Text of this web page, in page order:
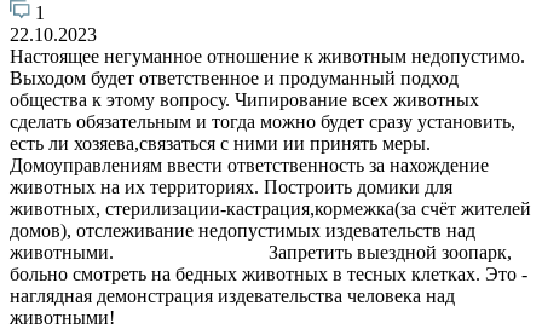
1
22.10.2023
Настоящее негуманное отношение к животным недопустимо.
Выходом будет ответственное и продуманный подход
общества к этому вопросу. Чипирование всех животных
сделать обязательным и тогда можно будет сразу установить,
есть ли хозяева,связаться с ними ии принять меры.
Домоуправлениям ввести ответственность за нахождение
животных на их территориях. Построить домики для
животных, стерилизации-кастрация,кормежка(за счёт жителей
домов), отслеживание недопустимых издевательств над
животными. Запретить выездной зоопарк,
больно смотреть на бедных животных в тесных клетках. Это -
наглядная демонстрация издевательства человека над
животными!